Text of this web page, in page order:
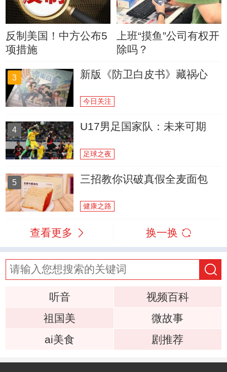
反制美国！中方公布5
项措施
上班“摸鱼”公司有权开
除吗？
3 新版《防卫白皮书》藏祸心
今日关注
4 U17男足国家队：未来可期
足球之夜
5 三招教你识破真假全麦面包
健康之路
查看更多 换一换
听音
视频百科
祖国美
微故事
ai美食
剧推荐